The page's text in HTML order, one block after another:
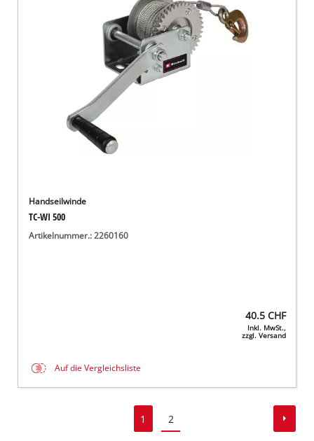
Handseilwinde
TC-WI 500
Artikelnummer.: 2260160
40.5 CHF
Inkl. MwSt.,
zzgl. Versand
Auf die Vergleichsliste
1 2